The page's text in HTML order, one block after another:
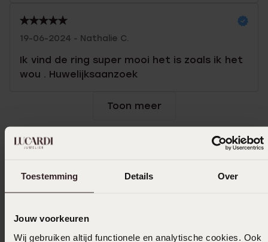
Toestemming Details Over
Jouw voorkeuren
Wij gebruiken altijd functionele en analytische cookies. Ook
19-06-2024 - Nathalie C.
Ik vind de ring super mooi het is zoals ik het
wou . Huwelijksaanzoek
Toon meer